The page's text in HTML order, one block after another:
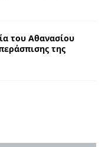
του Αθανασίου
της